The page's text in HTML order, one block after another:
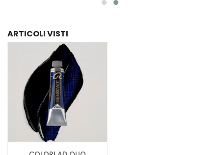
ARTICOLI VISTI